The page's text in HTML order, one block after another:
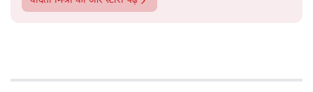
वंदिता मिश्रा की और स्टोरी पढ़ें